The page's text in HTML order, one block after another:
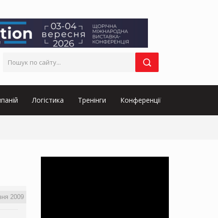
Логістика Тренінги Конференції
2009